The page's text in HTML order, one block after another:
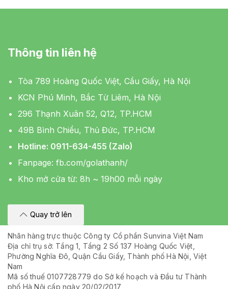
Thông tin liên hệ
Tòa 789 Hoàng Quốc Việt, Cầu Giấy, Hà Nội
KCN Phú Minh, Bắc Từ Liêm, Hà Nội
296 Thạnh Xuân 52, Q12, TP.HCM
49B Bình Chiểu, Thủ Đức, TP.HCM
Hotline: 0911-634-455 (Zalo)
Fanpage: fb.com/golathanh/
Kho mở cửa từ: 8h ~ 19h00 mỗi ngày
Quay trở lên
Nhãn hàng trực thuộc Công ty Cổ phần Sunvina Việt Nam
Địa chỉ trụ sở: Tầng 1, Tầng 2 Số 137 Hoàng Quốc Việt,
Phường Nghĩa Đô, Quận Cầu Giấy, Thành phố Hà Nội, Việt
Nam
Mã số thuế 0107728779 do Sở kế hoạch và Đầu tư Thành
phố Hà Nội cấp ngày 20/02/2017